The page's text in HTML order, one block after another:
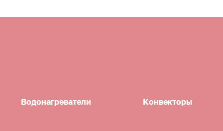
Водонагреватели Конвекторы